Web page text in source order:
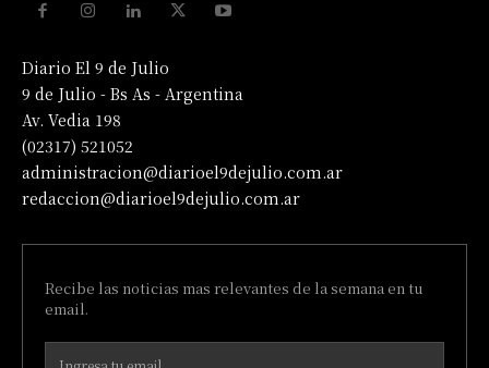
Diario El 9 de Julio
9 de Julio - Bs As - Argentina
Av. Vedia 198
(02317) 521052
administracion@diarioel9dejulio.com.ar
redaccion@diarioel9dejulio.com.ar
Recibe las noticias mas relevantes de la semana en tu
email.